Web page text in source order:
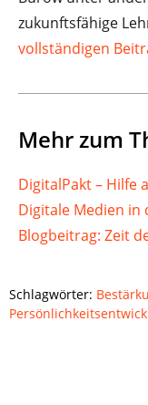
zukunftsfähige
vollständigen
Mehr zum
DigitalPakt – Hilfe
Digitale Medien in
Blogbeitrag: Zeit
Schlagwörter: